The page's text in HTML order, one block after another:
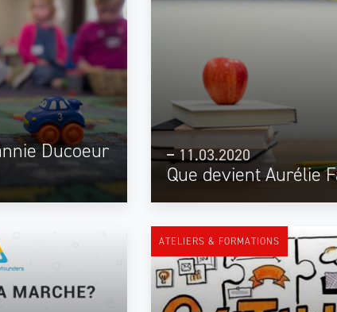
Ducoeur
Que devient Aurélie
11.03.2020
ATELIERS & FORMATIONS